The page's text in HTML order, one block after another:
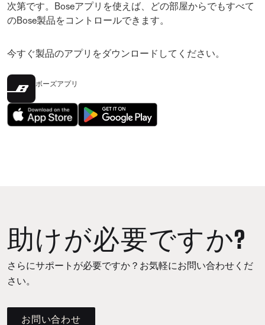
次第です。Boseアプリを使えば、どの部屋からでもすべて
のBose製品をコントロールできます。
今すぐ製品のアプリをダウンロードしてください。
ボーズアプリ
助けが必要ですか?
さらにサポートが必要ですか？お気軽にお問い合わせくだ
さい。
お問い合わせ